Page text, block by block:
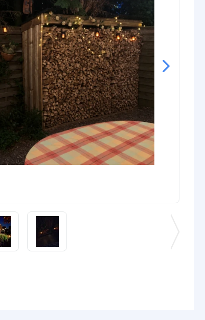
-
Ja
-
1.2V NiMH AAA
200 Mah
1
6-10 uur (afhankelijk van zonlicht)
tot 8 uur (afhankelijk van laadtijd)
Amorphous
2V/80mA
termen worden uitgelegd in onze